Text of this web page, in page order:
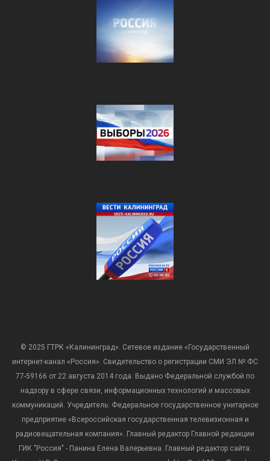
© 2025 ГТРК «Калининград». Сетевое издание «Государственный
интернет-канал «Россия». Свидетельство о регистрации СМИ ЭЛ № ФС
77-59166 от 22 августа 2014 года. Выдано Федеральной службой по
надзору в сфере связи, информационных технологий и массовых
коммуникаций. Учредитель: Федеральное государственное унитарное
предприятие «Всероссийская государственная телевизионная и
радиовещательная компания». Главный редактор Главной редакции
ГИК "Россия" - Панина Елена Валерьевна. Главный редактор сайта: